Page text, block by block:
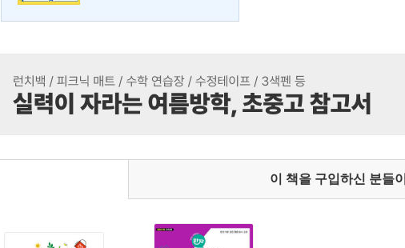
이 책을 구입하신 분들이